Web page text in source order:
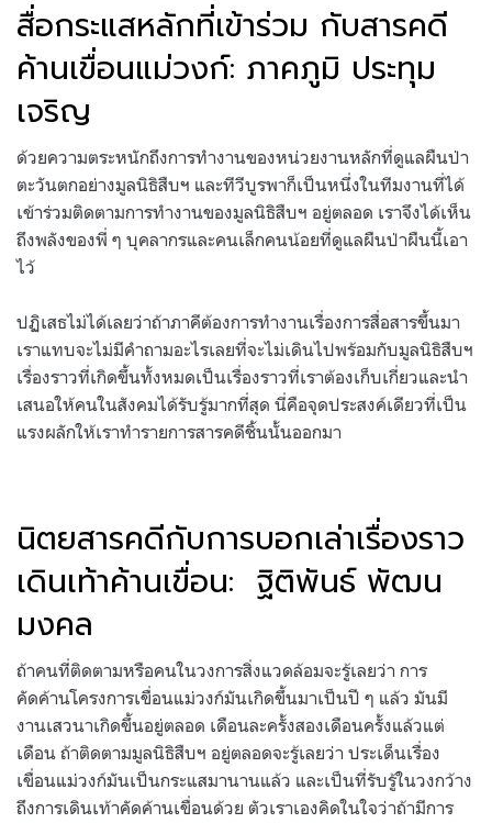
สื่อกระแสหลักที่เข้าร่วม กับสารคดี
ค้านเขื่อนแม่วงก์: ภาคภูมิ ประทุม
เจริญ
ด้วยความตระหนักถึงการทำงานของหน่วยงานหลักที่ดูแลผืนป่า
ตะวันตกอย่างมูลนิธิสืบฯ และทีวีบูรพาก็เป็นหนึ่งในทีมงานที่ได้
เข้าร่วมติดตามการทำงานของมูลนิธิสืบฯ อยู่ตลอด เราจึงได้เห็น
ถึงพลังของพี่ ๆ บุคลากรและคนเล็กคนน้อยที่ดูแลผืนป่าผืนนี้เอา
ไว้
ปฏิเสธไม่ได้เลยว่าถ้าภาคีต้องการทำงานเรื่องการสื่อสารขึ้นมา
เราแทบจะไม่มีคำถามอะไรเลยที่จะไม่เดินไปพร้อมกับมูลนิธิสืบฯ
เรื่องราวที่เกิดขึ้นทั้งหมดเป็นเรื่องราวที่เราต้องเก็บเกี่ยวและนำ
เสนอให้คนในสังคมได้รับรู้มากที่สุด นี่คือจุดประสงค์เดียวที่เป็น
แรงผลักให้เราทำรายการสารคดีชิ้นนั้นออกมา
นิตยสารคดีกับการบอกเล่าเรื่องราว
เดินเท้าค้านเขื่อน: ฐิติพันธ์ พัฒน
มงคล
ถ้าคนที่ติดตามหรือคนในวงการสิ่งแวดล้อมจะรู้เลยว่า การ
คัดค้านโครงการเขื่อนแม่วงก์มันเกิดขึ้นมาเป็นปี ๆ แล้ว มันมี
งานเสวนาเกิดขึ้นอยู่ตลอด เดือนละครั้งสองเดือนครั้งแล้วแต่
เดือน ถ้าติดตามมูลนิธิสืบฯ อยู่ตลอดจะรู้เลยว่า ประเด็นเรื่อง
เขื่อนแม่วงก์มันเป็นกระแสมานานแล้ว และเป็นที่รับรู้ในวงกว้าง
ถึงการเดินเท้าคัดค้านเขื่อนด้วย ตัวเราเองคิดในใจว่าถ้ามีการ